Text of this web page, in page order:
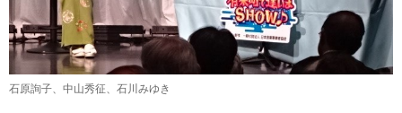
石原詢子、中山秀征、石川みゆき